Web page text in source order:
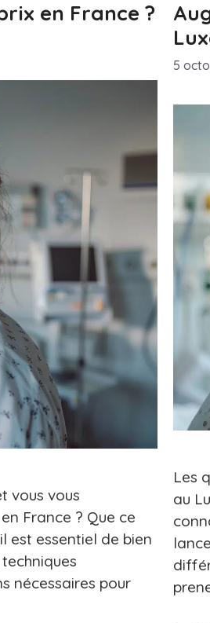
en France ?
vous vous
France ? Que ce
est essentiel de bien
nécessaires pour
5
Les
au